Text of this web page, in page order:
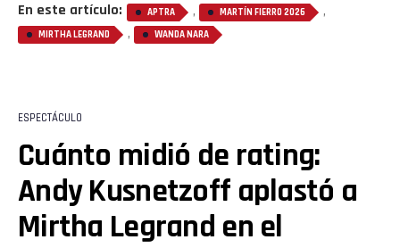
En este artículo: APTRA , MARTÍN FIERRO 2026 ,
MIRTHA LEGRAND , WANDA NARA
ESPECTÁCULO
Cuánto midió de rating:
Andy Kusnetzoff aplastó a
Mirtha Legrand en el
Pinterest
Whatsapp
Email